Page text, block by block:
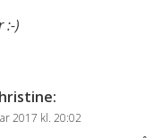
:-)
:
2017 kl. 20:02